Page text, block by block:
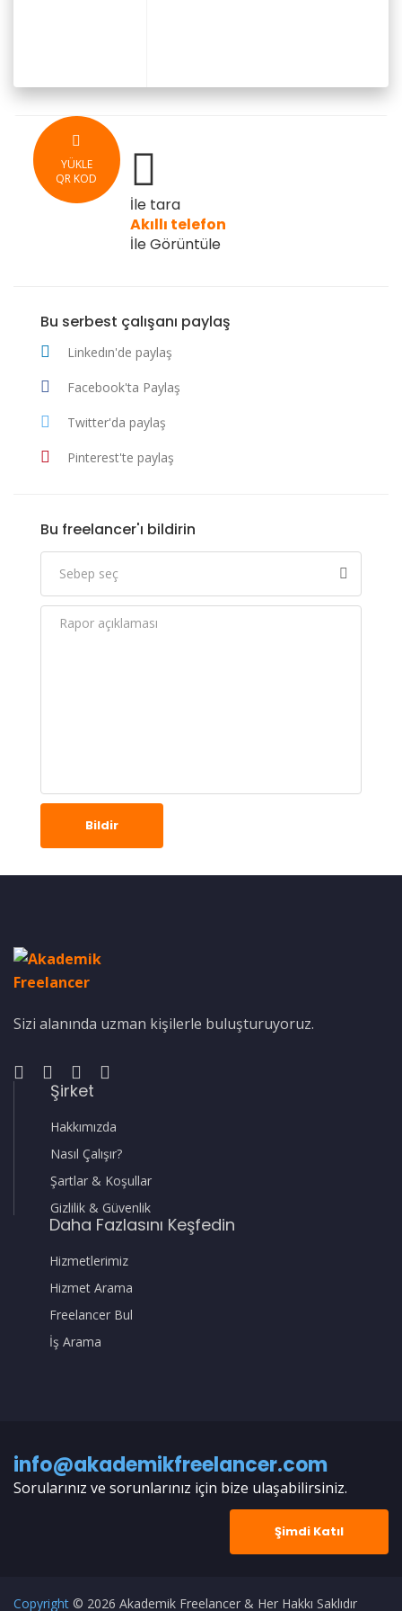
YÜKLE
QR KOD
İle tara
Akıllı telefon
İle Görüntüle
Bu serbest çalışanı paylaş
Linkedın'de paylaş
Facebook'ta Paylaş
Twitter'da paylaş
Pinterest'te paylaş
Bu freelancer'ı bildirin
Bildir
Sizi alanında uzman kişilerle buluşturuyoruz.
Şirket
Hakkımızda
Nasıl Çalışır?
Şartlar & Koşullar
Gizlilik & Güvenlik
Daha Fazlasını Keşfedin
Hizmetlerimiz
Hizmet Arama
Freelancer Bul
İş Arama
info@akademikfreelancer.com
Sorularınız ve sorunlarınız için bize ulaşabilirsiniz.
Şimdi Katıl
Copyright © 2026 Akademik Freelancer & Her Hakkı Saklıdır